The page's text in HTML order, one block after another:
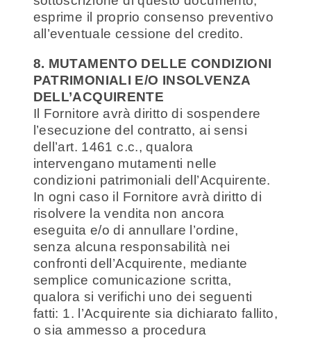
esprime il proprio consenso preventivo
all’eventuale cessione del credito.
8. MUTAMENTO DELLE CONDIZIONI
PATRIMONIALI E/O INSOLVENZA
DELL’ACQUIRENTE
Il Fornitore avrà diritto di sospendere
l’esecuzione del contratto, ai sensi
dell’art. 1461 c.c., qualora
intervengano mutamenti nelle
condizioni patrimoniali dell’Acquirente.
In ogni caso il Fornitore avrà diritto di
risolvere la vendita non ancora
eseguita e/o di annullare l’ordine,
senza alcuna responsabilità nei
confronti dell’Acquirente, mediante
semplice comunicazione scritta,
qualora si verifichi uno dei seguenti
fatti: 1. l’Acquirente sia dichiarato fallito,
o sia ammesso a procedura